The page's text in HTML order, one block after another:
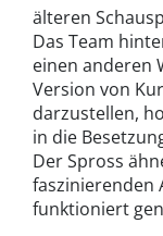
älteren
Das Team
einen anderen
Version von
darzustellen,
in die
Der Spross
faszinierenden
funktioniert